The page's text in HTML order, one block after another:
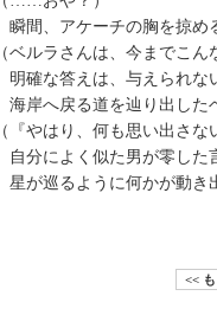
瞬間、アケーチの胸を掠め
（ベルラさんは、今までこ
明確な答えは、与えられな
海岸へ戻る道を辿り出した
（『やはり、何も思い出さな
自分によく似た男が零した
星が巡るように何かが動き
<<